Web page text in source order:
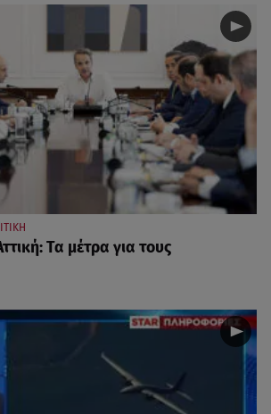
Τα μέτρα για τους